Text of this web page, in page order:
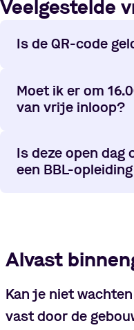
Veelgestelde
Is de QR-code
Moet ik er om
van vrije inloop?
Is deze open dag
een BBL-
Alvast
Kan je niet
vast door de